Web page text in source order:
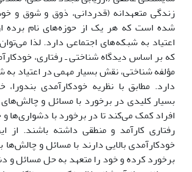
زندگی متعهدانه (قدردانی، ذوق و شوق و
شده است که هر یک از حوزه‌های نام برده
اعتیاد به شبکه‌های اجتماعی دارد. لذا
که بر اساس دیدگاه شناختی ـ رفتاری،
مؤلفه شناختی، نقش بسیار مهمی در اعتیاد
دارد. مطابق با نظریه خودکارآمدی
بسیار کلیدی در برخورد با مسائل و
افراد کمک می‌کند تا در برخورد با دشواری‌ها
رفتاری کارآمد و منطقی داشته باشند. از
خودکارآمدی بالایی دارند با مسائل و
برخورد کرده و خود را متعهد به حل مسائل و